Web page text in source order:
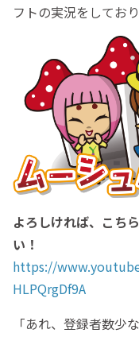
フトの実況をしており
よろしければ、こち
い！
https://
HLPQrgDf9A
「あれ、登録者数少